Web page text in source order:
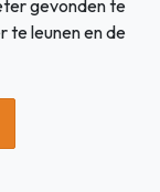
gevonden te
te leunen en de